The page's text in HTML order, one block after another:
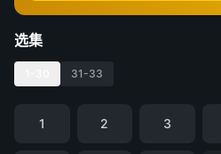
选集
31-33
1 2 3